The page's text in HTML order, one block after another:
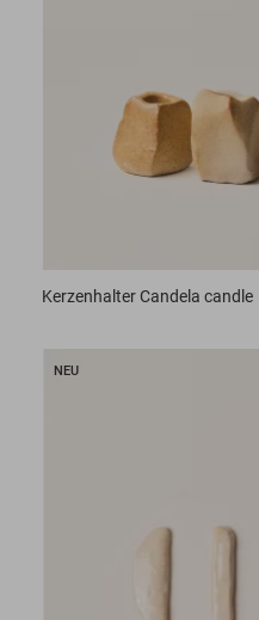
KerzenhalterCandela candle
NEU